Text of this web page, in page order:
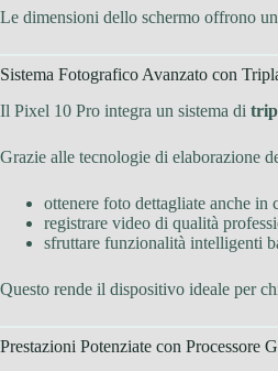
Le dimensioni dello schermo offrono
Sistema Fotografico Avanzato con
Il Pixel 10 Pro integra un sistema di
Grazie alle tecnologie di elaborazione
ottenere foto dettagliate anche in
registrare video di qualità
sfruttare funzionalità intelligenti
Questo rende il dispositivo ideale per
Prestazioni Potenziate con Processore